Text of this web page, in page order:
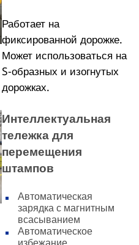
Работает на
фиксированной дорожке.
Может использоваться на
S-образных и изогнутых
дорожках.
Интеллектуальная
тележка для
перемещения
штампов
Автоматическая
зарядка с магнитным
всасыванием
Автоматическое